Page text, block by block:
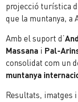
projecció turística
que la muntanya, a
Amb el suport d’
Massana i Pal-
consolidat com un
muntanya
Resultats, imatges